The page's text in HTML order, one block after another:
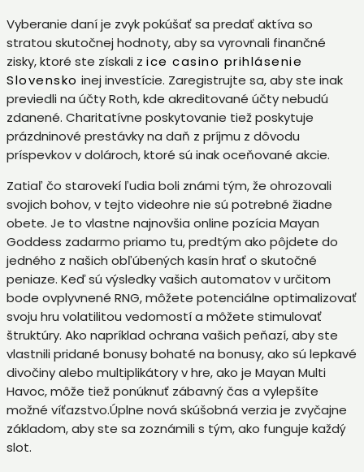
Vyberanie daní je zvyk pokúšať sa predať aktíva so
stratou skutočnej hodnoty, aby sa vyrovnali finančné
zisky, ktoré ste získali z ice casino prihlásenie
Slovensko inej investície. Zaregistrujte sa, aby ste inak
previedli na účty Roth, kde akreditované účty nebudú
zdanené. Charitatívne poskytovanie tiež poskytuje
prázdninové prestávky na daň z príjmu z dôvodu
príspevkov v dolároch, ktoré sú inak oceňované akcie.
Zatiaľ čo starovekí ľudia boli známi tým, že ohrozovali
svojich bohov, v tejto videohre nie sú potrebné žiadne
obete. Je to vlastne najnovšia online pozícia Mayan
Goddess zadarmo priamo tu, predtým ako pôjdete do
jedného z našich obľúbených kasín hrať o skutočné
peniaze. Keď sú výsledky vašich automatov v určitom
bode ovplyvnené RNG, môžete potenciálne optimalizovať
svoju hru volatilitou vedomostí a môžete stimulovať
štruktúry. Ako napríklad ochrana vašich peňazí, aby ste
vlastnili pridané bonusy bohaté na bonusy, ako sú lepkavé
divočiny alebo multiplikátory v hre, ako je Mayan Multi
Havoc, môže tiež ponúknuť zábavný čas a vylepšíte
možné víťazstvo.Úplne nová skúšobná verzia je zvyčajne
základom, aby ste sa zoznámili s tým, ako funguje každý
slot.